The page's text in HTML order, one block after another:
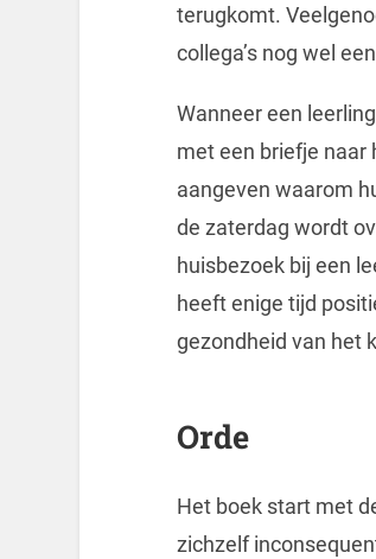
terugkomt.
collega’s nog wel
Wanneer een
met een briefje naar
aangeven waarom
de zaterdag wordt
huisbezoek bij een
heeft enige tijd
gezondheid van het
Orde
Het boek start met
zichzelf